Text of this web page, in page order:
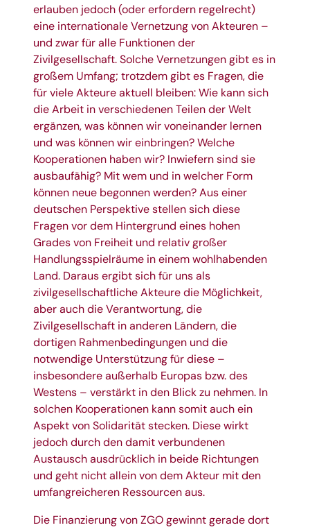
erlauben jedoch (oder erfordern regelrecht)
eine internationale Vernetzung von Akteuren –
und zwar für alle Funktionen der
Zivilgesellschaft. Solche Vernetzungen gibt es in
großem Umfang; trotzdem gibt es Fragen, die
für viele Akteure aktuell bleiben: Wie kann sich
die Arbeit in verschiedenen Teilen der Welt
ergänzen, was können wir voneinander lernen
und was können wir einbringen? Welche
Kooperationen haben wir? Inwiefern sind sie
ausbaufähig? Mit wem und in welcher Form
können neue begonnen werden? Aus einer
deutschen Perspektive stellen sich diese
Fragen vor dem Hintergrund eines hohen
Grades von Freiheit und relativ großer
Handlungsspielräume in einem wohlhabenden
Land. Daraus ergibt sich für uns als
zivilgesellschaftliche Akteure die Möglichkeit,
aber auch die Verantwortung, die
Zivilgesellschaft in anderen Ländern, die
dortigen Rahmenbedingungen und die
notwendige Unterstützung für diese –
insbesondere außerhalb Europas bzw. des
Westens – verstärkt in den Blick zu nehmen. In
solchen Kooperationen kann somit auch ein
Aspekt von Solidarität stecken. Diese wirkt
jedoch durch den damit verbundenen
Austausch ausdrücklich in beide Richtungen
und geht nicht allein von dem Akteur mit den
umfangreicheren Ressourcen aus.
Die Finanzierung von ZGO gewinnt gerade dort